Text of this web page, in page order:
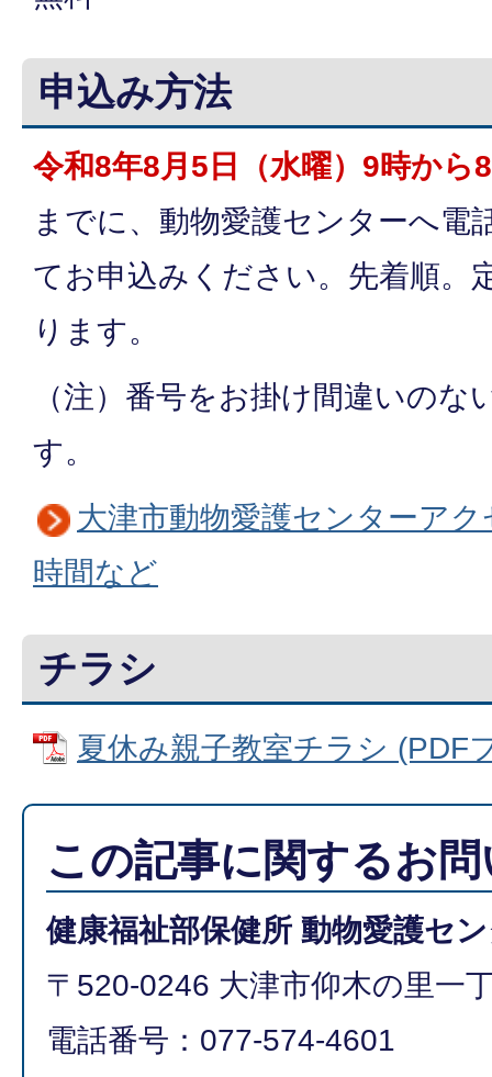
申込み方法
令和8年8月5日（水曜）9時から
までに、動物愛護センターへ電
てお申込みください。先着順。
ります。
（注）番号をお掛け間違いのな
す。
大津市動物愛護センターア
時間など
チラシ
夏休み親子教室チラシ (PDF
この記事に関するお
健康福祉部保健所 動物愛護セ
〒520-0246 大津市仰木の里一
電話番号：077-574-4601